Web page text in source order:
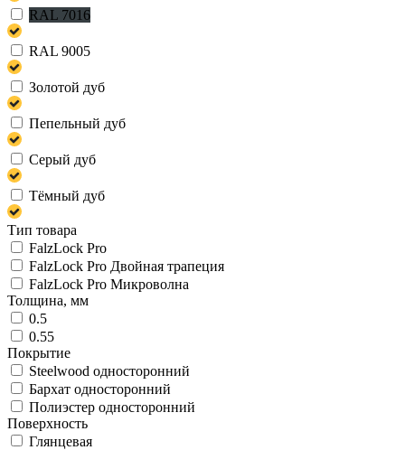
RAL 7016
RAL 9005
Золотой дуб
Пепельный дуб
Серый дуб
Тёмный дуб
Тип товара
FalzLock Pro
FalzLock Pro Двойная трапеция
FalzLock Pro Микроволна
Толщина, мм
0.5
0.55
Покрытие
Steelwood односторонний
Бархат односторонний
Полиэстер односторонний
Поверхность
Глянцевая